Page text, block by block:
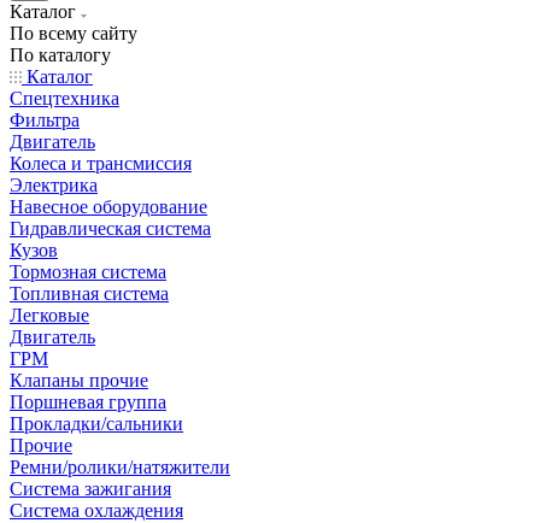
Каталог
По всему сайту
По каталогу
Каталог
Спецтехника
Фильтра
Двигатель
Колеса и трансмиссия
Электрика
Навесное оборудование
Гидравлическая система
Кузов
Тормозная система
Топливная система
Легковые
Двигатель
ГРМ
Клапаны прочие
Поршневая группа
Прокладки/сальники
Прочие
Ремни/ролики/натяжители
Система зажигания
Система охлаждения